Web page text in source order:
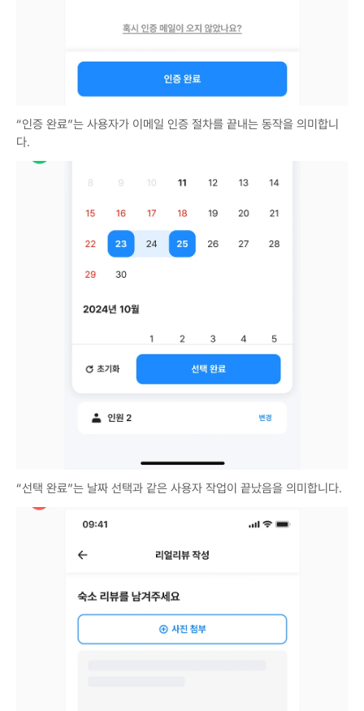
“인증 완료”는 사용자가 이메일 인증 절차를 끝내는 동작을 의미합니
다.
“선택 완료”는 날짜 선택과 같은 사용자 작업이 끝났음을 의미합니다.